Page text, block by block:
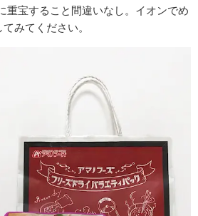
重宝すること間違いなし。イオンでめ
みてください。